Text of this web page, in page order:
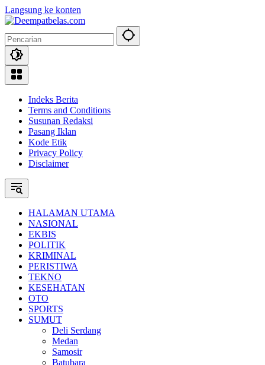
Langsung ke konten
Indeks Berita
Terms and Conditions
Susunan Redaksi
Pasang Iklan
Kode Etik
Privacy Policy
Disclaimer
HALAMAN UTAMA
NASIONAL
EKBIS
POLITIK
KRIMINAL
PERISTIWA
TEKNO
KESEHATAN
OTO
SPORTS
SUMUT
Deli Serdang
Medan
Samosir
Batubara